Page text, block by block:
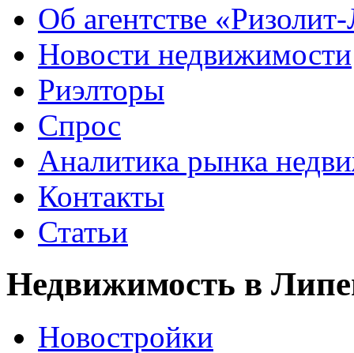
Об агентстве
Новости недвижимости
Риэлторы
Спрос
Аналитика рынка
Контакты
Статьи
Недвижимость в
Новостройки